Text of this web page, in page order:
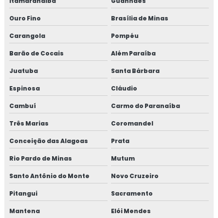
Fornecedor de fibra sintética para concreto em sp
Fornecedor de macrofibra de aço para concreto
Fornecedor de macrofibra de aço para concreto em sp
Fornecedor de macrofibra estrutural
Fornecedor de microfibra de aço para concreto
Fornecedor de microfibra de aço para concreto em sp
Fornecedor de microfibra para concreto
Fornecedor de peças de bomba de concreto
Fornecedor de peças de bomba de concreto em sp
Ouro Fino Brasília de Minas
Carangola Pompéu
Barão de Cocais Além Paraíba
Juatuba Santa Bárbara
Espinosa Cláudio
Cambuí Carmo do Paranaíba
Três Marias Coromandel
Conceição das Alagoas Prata
Rio Pardo de Minas Mutum
Santo Antônio do Monte Novo Cruzeiro
Pitangui Sacramento
Mantena Elói Mendes